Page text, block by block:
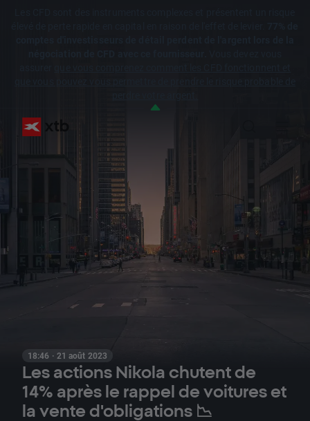
18:46 · 21 août 2023
Les actions Nikola chutent de
14% après le rappel de voitures et
la vente d'obligations 📉